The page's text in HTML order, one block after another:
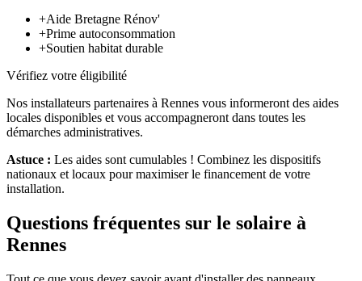
+Aide Bretagne Rénov'
+Prime autoconsommation
+Soutien habitat durable
Vérifiez votre éligibilité
Nos installateurs partenaires à Rennes vous informeront des aides
locales disponibles et vous accompagneront dans toutes les
démarches administratives.
Astuce : Les aides sont cumulables ! Combinez les dispositifs
nationaux et locaux pour maximiser le financement de votre
installation.
Questions fréquentes sur le solaire à
Rennes